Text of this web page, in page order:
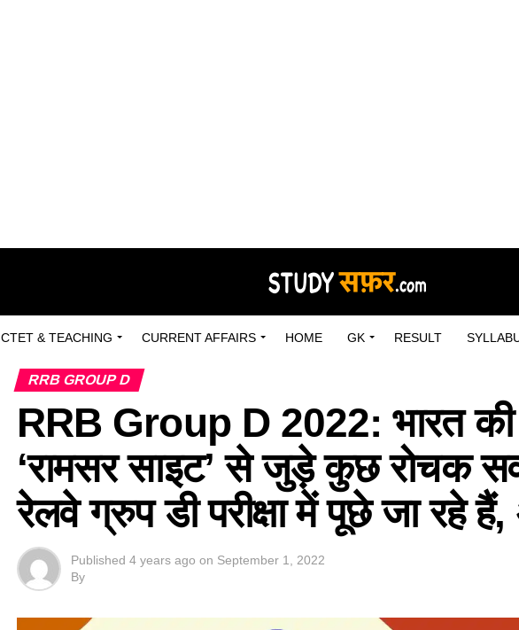
CTET & TEACHING CURRENT AFFAIRS HOME GK RESULT
RRB GROUP D
RRB Group D 2022: भारत
‘रामसर साइट’ से जुड़े कुछ रोचक
रेलवे ग्रुप डी परीक्षा में पूछे जा रहे
Published 4 years ago on September 1, 2022
By